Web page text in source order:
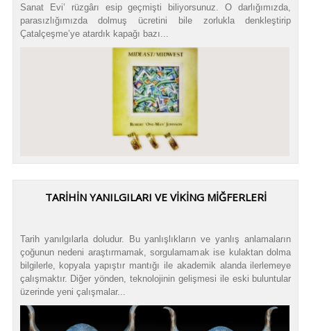
Sanat Evi’ rüzgârı esip geçmişti biliyorsunuz. O darlığımızda,
parasızlığımızda dolmuş ücretini bile zorlukla denkleştirip
Çatalçeşme’ye atardık kapağı bazı...
TARİHİN YANILGILARI VE VİKİNG MİĞFERLERİ
Tarih yanılgılarla doludur. Bu yanlışlıkların ve yanlış anlamaların
çoğunun nedeni araştırmamak, sorgulamamak ise kulaktan dolma
bilgilerle, kopyala yapıştır mantığı ile akademik alanda ilerlemeye
çalışmaktır. Diğer yönden, teknolojinin gelişmesi ile eski buluntular
üzerinde yeni çalışmalar...